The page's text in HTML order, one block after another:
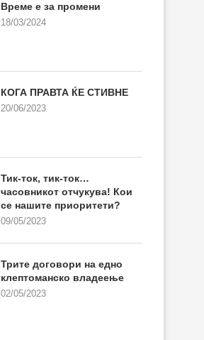
Време е за промени
18/03/2024
КОГА ПРАВТА ЌЕ СТИВНЕ
20/06/2023
Тик-ток, тик-ток…
часовникот отчукува! Кои
се нашите приоритети?
09/05/2023
Трите договори на едно
клептоманско владеење
02/05/2023